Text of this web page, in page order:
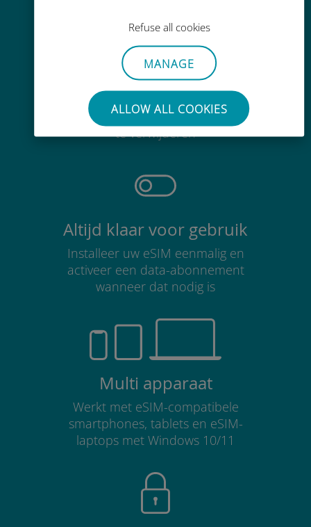
Refuse all cookies
MANAGE
ALLOW ALL COOKIES
Moeiteloos
Je hoeft je bestaande simkaart niet
te verwijderen
Altijd klaar voor gebruik
Installeer uw eSIM eenmalig en
activeer een data-abonnement
wanneer dat nodig is
Multi apparaat
Werkt met eSIM-compatibele
smartphones, tablets en eSIM-
laptops met Windows 10/11